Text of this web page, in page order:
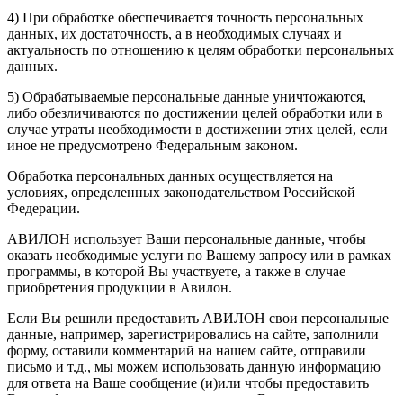
4) При обработке обеспечивается точность персональных
данных, их достаточность, а в необходимых случаях и
актуальность по отношению к целям обработки персональных
данных.
5) Обрабатываемые персональные данные уничтожаются,
либо обезличиваются по достижении целей обработки или в
случае утраты необходимости в достижении этих целей, если
иное не предусмотрено Федеральным законом.
Обработка персональных данных осуществляется на
условиях, определенных законодательством Российской
Федерации.
АВИЛОН использует Ваши персональные данные, чтобы
оказать необходимые услуги по Вашему запросу или в рамках
программы, в которой Вы участвуете, а также в случае
приобретения продукции в Авилон.
Если Вы решили предоставить АВИЛОН свои персональные
данные, например, зарегистрировались на сайте, заполнили
форму, оставили комментарий на нашем сайте, отправили
письмо и т.д., мы можем использовать данную информацию
для ответа на Ваше сообщение (и)или чтобы предоставить